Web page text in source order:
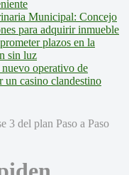
Municipal: Concejo
para adquirir inmueble
plazos en la
sin luz
operativo de
un casino clandestino